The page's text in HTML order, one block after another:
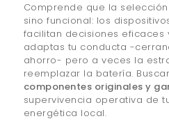
Comprende que la
sino funcional: los
facilitan decisiones eficaces
adaptas tu conducta -
ahorro- pero a veces la
reemplazar la batería.
componentes originales y
supervivencia operativa de
energética local.